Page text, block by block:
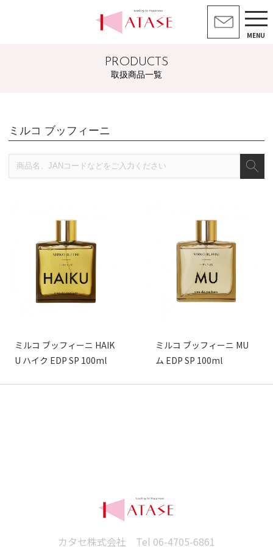
MENU
PRODUCTS
取扱商品一覧
ミルコ ブッフィーニ
ミルコ ブッフィーニ HAIK
U ハイク EDP SP 100ml
ミルコ ブッフィーニ MU
ム EDP SP 100ml
カタセ株式会社 Tel 06-4705-6861